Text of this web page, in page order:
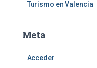
Turismo en Valencia
Meta
Acceder